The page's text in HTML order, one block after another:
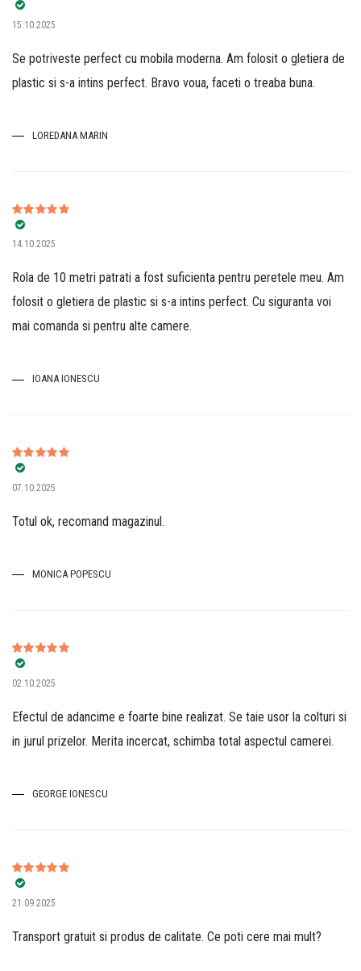
Evaluat la
din 5
15.10.2025
Se potriveste perfect cu mobila moderna. Am folosit o gletiera de
plastic si s-a intins perfect. Bravo voua, faceti o treaba buna.
LOREDANA MARIN
Evaluat la
din 5
14.10.2025
Rola de 10 metri patrati a fost suficienta pentru peretele meu. Am
folosit o gletiera de plastic si s-a intins perfect. Cu siguranta voi
mai comanda si pentru alte camere.
IOANA IONESCU
Evaluat la
din 5
07.10.2025
Totul ok, recomand magazinul.
MONICA POPESCU
Evaluat la
din 5
02.10.2025
Efectul de adancime e foarte bine realizat. Se taie usor la colturi si
in jurul prizelor. Merita incercat, schimba total aspectul camerei.
GEORGE IONESCU
Evaluat la
din 5
21.09.2025
Transport gratuit si produs de calitate. Ce poti cere mai mult?